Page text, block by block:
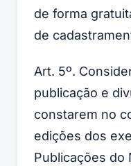
de forma
de
Art. 5º.
publicação e
constarem no
edições dos
Publicações do